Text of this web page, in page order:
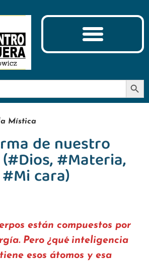
Botón
Mística
de nuestro
#Materia,
#Mi cara)
están compuestos por
Pero ¿qué inteligencia
esos átomos y esa